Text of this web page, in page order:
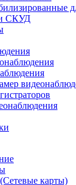
СКУД
карты)